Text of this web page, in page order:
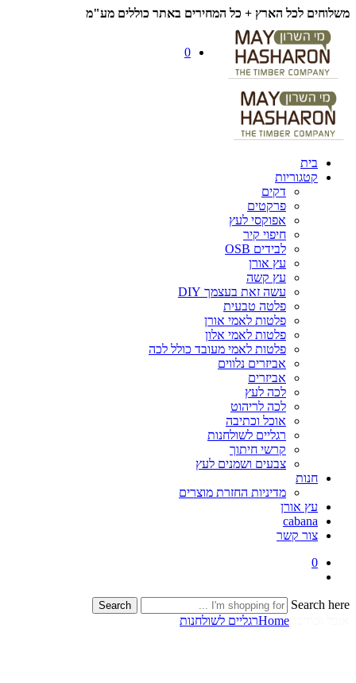
משלוחים לכל הארץ + כל המחירים באתר כוללים מע"מ
0
בית
קטגוריות
דקים
פרקטים
אפוקסי לעץ
חיפוי קיר
לבידים OSB
עץ אורן
עץ קשה
עשה זאת בעצמך DIY
פלטה טבעית
פלטות לאמי אורן
פלטות לאמי אלון
פלטות לאמי מעובד כולל לכה
אביזרים נלווים
אביזרים
לכה לעץ
לכה לריהוט
אוכל וכתיבה
רגליים לשולחנות
קרשי חיתוך
צבעים ושמנים לעץ
חנות
מדיניות החזרת מוצרים
עץ אורן
cabana
צור קשר
0
Search here
Search
Homeרגליים לשולחנות